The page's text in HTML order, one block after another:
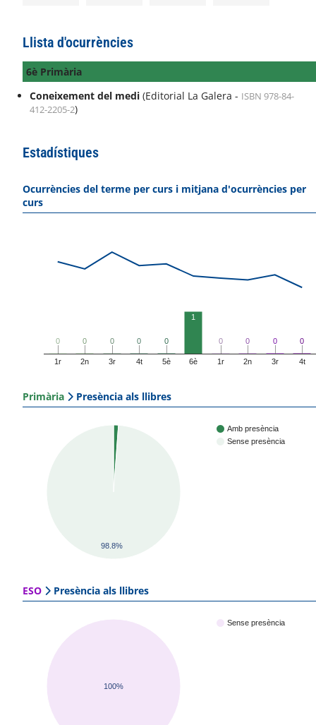
Llista d'ocurrències
6è Primària
Coneixement del medi (Editorial La Galera - ISBN 978-84-
412-2205-2)
Estadístiques
Ocurrències del terme per curs i mitjana d'ocurrències per
curs
1r 2n 3r 4t 5è 6è 1r 2n 3r 4t
0
0 0
0 0
0 0
0 0
0
1
0
0 0
0 0
0 0
0
Primària Presència als llibres
Amb presència
Sense presència
98.8%
ESO Presència als llibres
Sense presència
100%